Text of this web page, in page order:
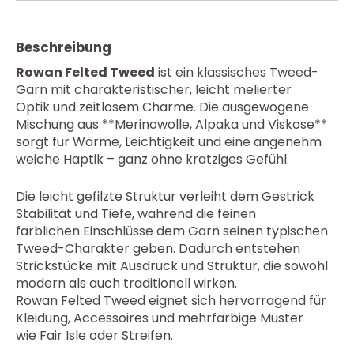
Beschreibung
Rowan Felted Tweed ist ein klassisches Tweed-
Garn mit charakteristischer, leicht melierter
Optik und zeitlosem Charme. Die ausgewogene
Mischung aus **Merinowolle, Alpaka und Viskose**
sorgt für Wärme, Leichtigkeit und eine angenehm
weiche Haptik – ganz ohne kratziges Gefühl.
Die leicht gefilzte Struktur verleiht dem Gestrick
Stabilität und Tiefe, während die feinen
farblichen Einschlüsse dem Garn seinen typischen
Tweed-Charakter geben. Dadurch entstehen
Strickstücke mit Ausdruck und Struktur, die sowohl
modern als auch traditionell wirken.
Rowan Felted Tweed eignet sich hervorragend für
Kleidung, Accessoires und mehrfarbige Muster
wie Fair Isle oder Streifen.